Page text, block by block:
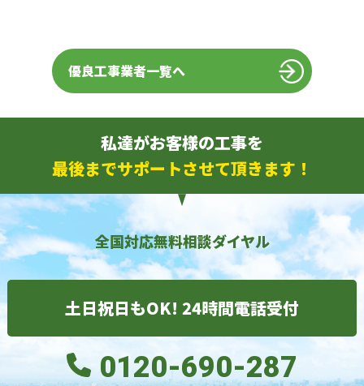
優良工事業者一覧へ
私達がお客様の工事を
最後までサポートさせて頂きます！
全国対応無料相談ダイヤル
土日祝日もOK! 24時間電話受付
0120-690-287